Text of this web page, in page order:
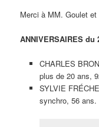
Merci à MM. Goulet et
ANNIVERSAIRES du
CHARLES
plus de 20 ans,
SYLVIE
synchro, 56 ans.